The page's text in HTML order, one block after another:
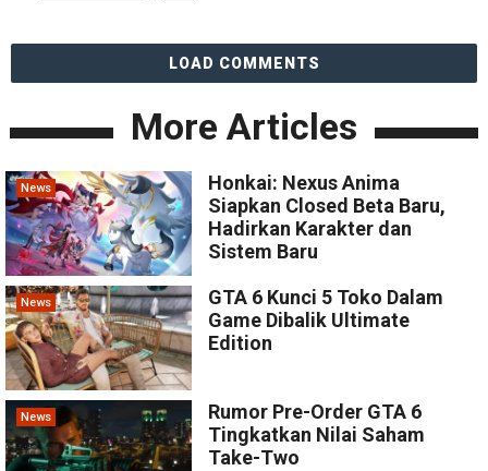
LOAD COMMENTS
More Articles
News
Honkai: Nexus Anima
Siapkan Closed Beta Baru,
Hadirkan Karakter dan
Sistem Baru
News
GTA 6 Kunci 5 Toko Dalam
Game Dibalik Ultimate
Edition
News
Rumor Pre-Order GTA 6
Tingkatkan Nilai Saham
Take-Two